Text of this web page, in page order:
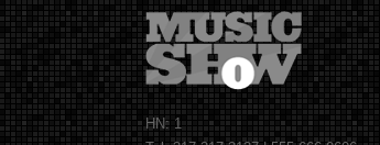
HN: 1